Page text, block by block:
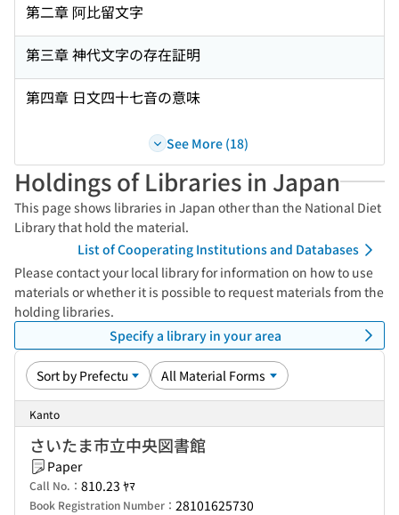
第二章 阿比留文字
第三章 神代文字の存在証明
第四章 日文四十七音の意味
See More (18)
Holdings of Libraries in Japan
This page shows libraries in Japan other than the National Diet
Library that hold the material.
List of Cooperating Institutions and Databases
Please contact your local library for information on how to use
materials or whether it is possible to request materials from the
holding libraries.
Specify a library in your area
Kanto
さいたま市立中央図書館
Paper
Call No.： 810.23 ﾔﾏ
Book Registration Number： 28101625730